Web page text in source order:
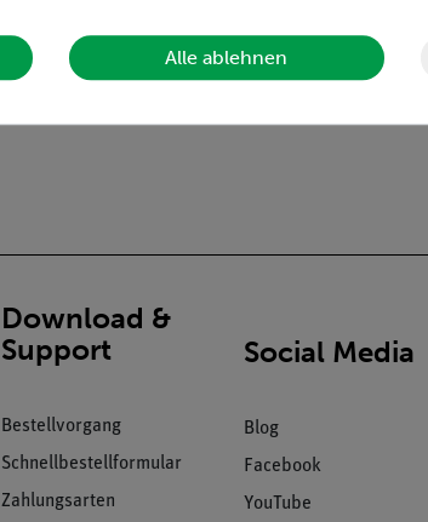
Download &
Support
Bestellvorgang
Schnellbestellformular
Zahlungsarten
Social Media
Blog
Facebook
YouTube
Alle ablehnen